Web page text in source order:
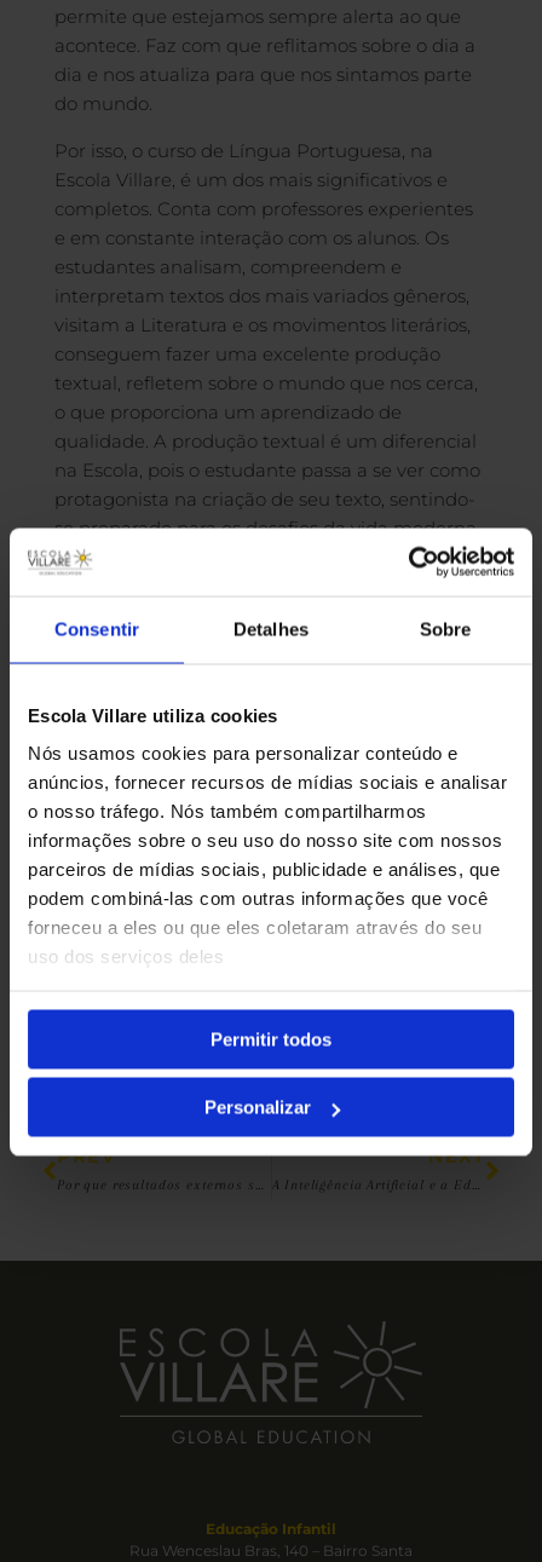
Consentir Detalhes Sobre
Escola Villare utiliza cookies
Nós usamos cookies para personalizar conteúdo e
anúncios, fornecer recursos de mídias sociais e analisar
o nosso tráfego. Nós também compartilharmos
informações sobre o seu uso do nosso site com nossos
parceiros de mídias sociais, publicidade e análises, que
podem combiná-las com outras informações que você
forneceu a eles ou que eles coletaram através do seu
uso dos serviços deles
Permitir todos
Personalizar
permite que estejamos sempre alerta ao que
acontece. Faz com que reflitamos sobre o dia a
dia e nos atualiza para que nos sintamos parte
do mundo.
Por isso, o curso de Língua Portuguesa, na
Escola Villare, é um dos mais significativos e
completos. Conta com professores experientes
e em constante interação com os alunos. Os
estudantes analisam, compreendem e
interpretam textos dos mais variados gêneros,
visitam a Literatura e os movimentos literários,
conseguem fazer uma excelente produção
textual, refletem sobre o mundo que nos cerca,
o que proporciona um aprendizado de
qualidade. A produção textual é um diferencial
na Escola, pois o estudante passa a se ver como
protagonista na criação de seu texto, sentindo-
se preparado para os desafios da vida moderna
que requer um olhar crítico e reflexivo. Redigir
um texto que faça o leitor grudar nas páginas
surpreender ou mesmo concordar com o que
linguagem e com a condução da sequência
textual. O cuidado com a palavra, com o ser
humano, com as relações interpessoais é
trabalhado no dia a dia da sala de aula e faz
com que o estudante se sinta inserido no
ambiente escolar, compreenda e produza
textos de excelência.
Coordenadora da Área de Linguagens
PREV NEXT
Educação Infantil
Rua Wenceslau Bras, 140 – Bairro Santa